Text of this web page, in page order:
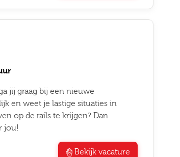
jij graag bij een nieuwe
en weet je lastige situaties in
op de rails te krijgen? Dan
jou!
Bekijk vacature